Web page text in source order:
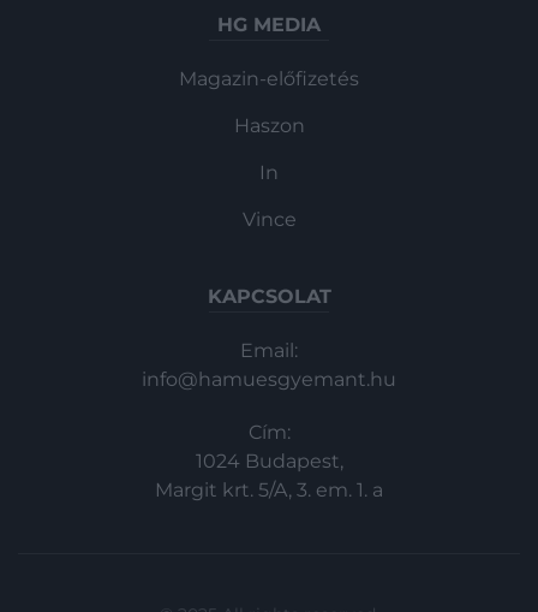
HG MEDIA
Magazin-előfizetés
Haszon
In
Vince
KAPCSOLAT
Email:
info@hamuesgyemant.hu
Cím:
1024 Budapest,
Margit krt. 5/A, 3. em. 1. a